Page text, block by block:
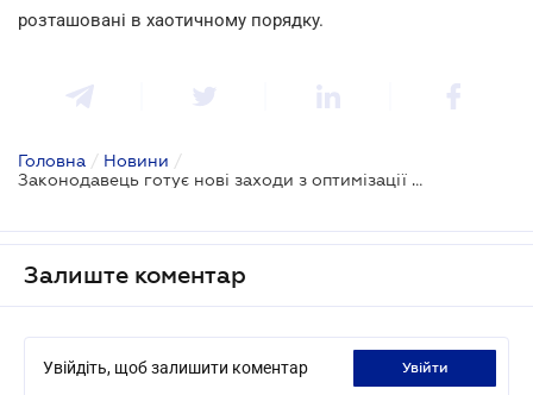
розташовані в хаотичному порядку.
Головна / Новини /
Законодавець готує нові заходи з оптимізації розпорядження сільгоспугіддями
Залиште коментар
Увійдіть, щоб залишити коментар увійти